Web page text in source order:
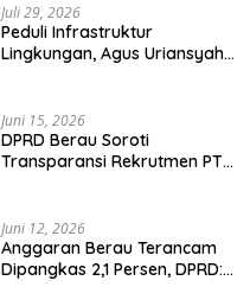
Juli 29, 2026
Peduli Infrastruktur
Lingkungan, Agus Uriansyah
Juni 15, 2026
DPRD Berau Soroti
Transparansi Rekrutmen PT
Juni 12, 2026
Anggaran Berau Terancam
Dipangkas 2,1 Persen, DPRD: